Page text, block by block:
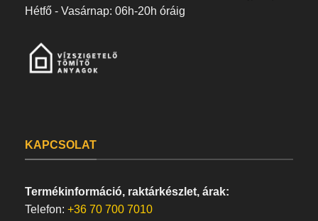
Hétfő - Vasárnap: 06h-20h óráig
KAPCSOLAT
Termékinformáció, raktárkészlet, árak:
Telefon: +36 70 700 7010